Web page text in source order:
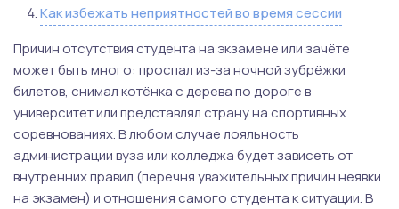
Как избежать неприятностей во время сессии
Причин отсутствия студента на экзамене или зачёте
может быть много: проспал из-за ночной зубрёжки
билетов, снимал котёнка с дерева по дороге в
университет или представлял страну на спортивных
соревнованиях. В любом случае лояльность
администрации вуза или колледжа будет зависеть от
внутренних правил (перечня уважительных причин неявки
на экзамен) и отношения самого студента к ситуации. В